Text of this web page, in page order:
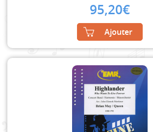
95,20€
Ajouter